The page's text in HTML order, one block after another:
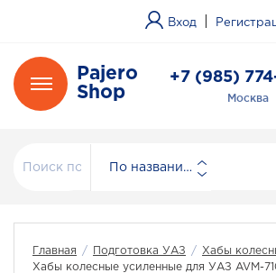
Вход
Pajero
Shop
+7 (985)
Москва
По названию
Главная / Подготовка УАЗ / Хабы
Хабы колесные усиленные для УАЗ AVM-